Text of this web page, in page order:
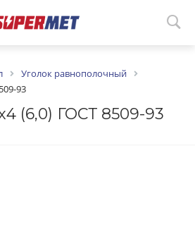
Уголок равнополочный
93
(6,0) ГОСТ 8509-93